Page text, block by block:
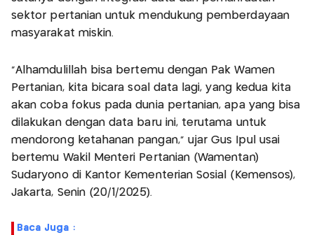
sektor pertanian untuk mendukung pemberdayaan
masyarakat miskin.
“Alhamdulillah bisa bertemu dengan Pak Wamen
Pertanian, kita bicara soal data lagi, yang kedua kita
akan coba fokus pada dunia pertanian, apa yang bisa
dilakukan dengan data baru ini, terutama untuk
mendorong ketahanan pangan,” ujar Gus Ipul usai
bertemu Wakil Menteri Pertanian (Wamentan)
Sudaryono di Kantor Kementerian Sosial (Kemensos),
Jakarta, Senin (20/1/2025).
Baca Juga :